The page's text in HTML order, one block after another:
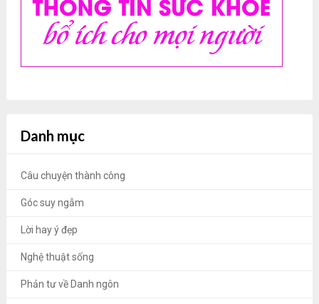
Danh mục
Câu chuyện thành công
Góc suy ngẫm
Lời hay ý đẹp
Nghệ thuật sống
Phản tư về Danh ngôn